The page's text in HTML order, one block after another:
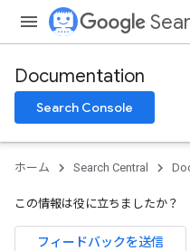
Documentation
Search Console
ホーム Search Central
この情報は役に立ちましたか？
フィードバックを送信